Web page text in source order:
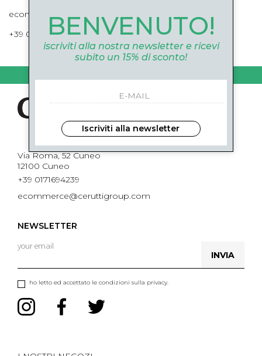
ecommerce@ceruttigroup.com
+39 0171694239
Via Roma, 52 Cuneo
12100 Cuneo
+39 0171694239
ecommerce@ceruttigroup.com
NEWSLETTER
ho letto ed accettato le condizioni sulla privacy.
INVIA
BENVENUTO!
iscriviti alla nostra newsletter e ricevi
subito un 15% di sconto!
Iscriviti alla newsletter